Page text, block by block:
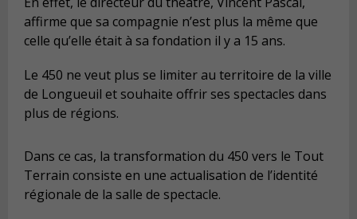
affirme que sa compagnie n’est plus la même que
celle qu’elle était à sa fondation il y a 15 ans.
Le 450 ne veut plus se limiter au territoire de la ville
de Longueuil et souhaite offrir ses spectacles dans
plus de régions.
Dans ce cas, la transformation du 450 vers le Tout
Terrain consiste en une actualisation de l’identité
régionale de la salle de spectacle.